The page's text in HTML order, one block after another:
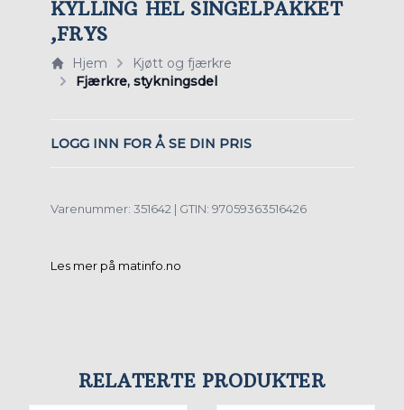
KYLLING HEL SINGELPAKKET
,FRYS
Hjem
Kjøtt og fjærkre
Fjærkre, stykningsdel
LOGG INN FOR Å SE DIN PRIS
Varenummer: 351642 | GTIN: 97059363516426
Les mer på matinfo.no
RELATERTE PRODUKTER